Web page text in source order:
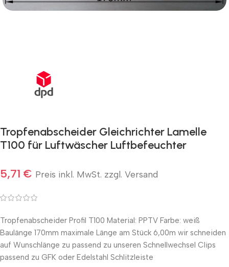
Tropfenabscheider Gleichrichter Lamelle
T100 für Luftwäscher Luftbefeuchter
5,71 € Preis inkl. MwSt. zzgl. Versand
Tropfenabscheider Profil T100 Material: PPTV Farbe: weiß
Baulänge 170mm maximale Länge am Stück 6,00m wir schneiden
auf Wunschlänge zu passend zu unseren Schnellwechsel Clips
passend zu GFK oder Edelstahl Schlitzleiste